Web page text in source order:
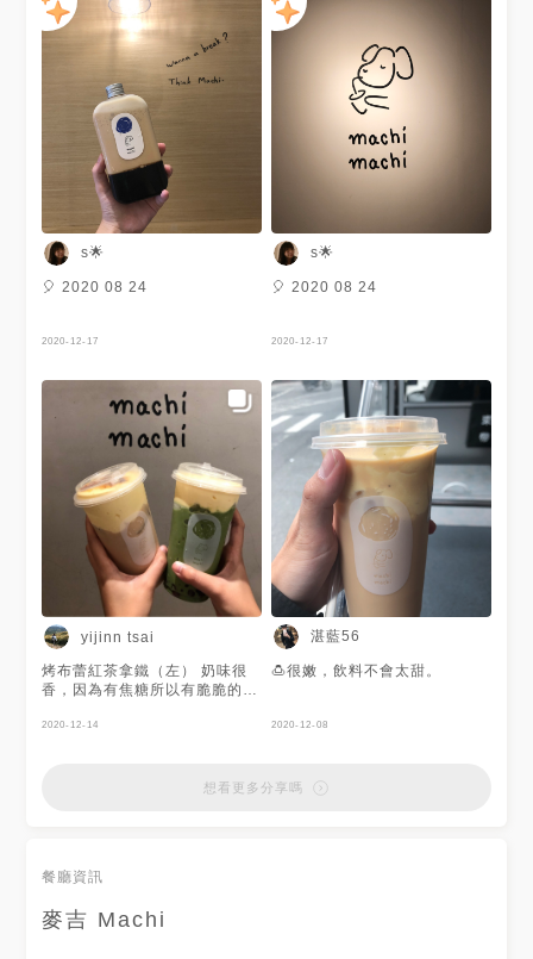
s🌟
🎈 2020 08 24
2020-12-17
s🌟
🎈 2020 08 24
2020-12-17
yijinn tsai
烤布蕾紅茶拿鐵（左） 奶味很
香，因為有焦糖所以有脆脆的口
一樣，甜度微糖很剛好，很罪惡
2020-12-14
湛藍56
🍮很嫩，飲料不會太甜。
2020-12-08
想看更多分享嗎
餐廳資訊
麥吉 Machi